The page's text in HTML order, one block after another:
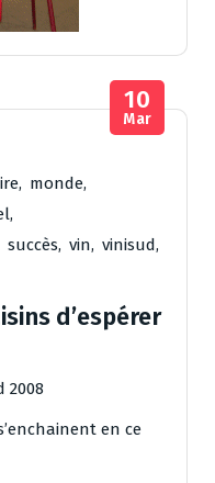
, monde,
,
succès, vin, vinisud,
10
Mar
d’espérer
en ce